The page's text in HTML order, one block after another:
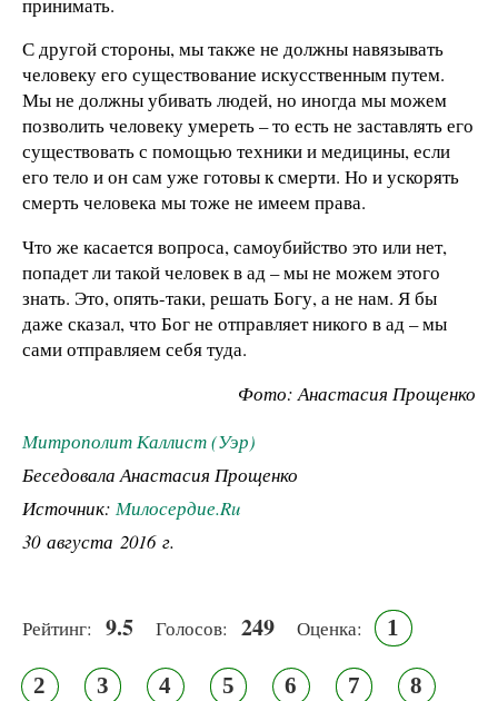
С другой стороны, мы также не должны навязывать
человеку его существование искусственным путем.
Мы не должны убивать людей, но иногда мы можем
позволить человеку умереть – то есть не заставлять его
существовать с помощью техники и медицины, если
его тело и он сам уже готовы к смерти. Но и ускорять
смерть человека мы тоже не имеем права.
Что же касается вопроса, самоубийство это или нет,
попадет ли такой человек в ад – мы не можем этого
знать. Это, опять-таки, решать Богу, а не нам. Я бы
даже сказал, что Бог не отправляет никого в ад – мы
сами отправляем себя туда.
Фото: Анастасия Прощенко
Митрополит Каллист (Уэр)
Беседовала Анастасия Прощенко
Источник: Милосердие.Ru
30 августа 2016 г.
Рейтинг: 9.5 Голосов: 249 Оценка: 1
2 3 4 5 6 7 8